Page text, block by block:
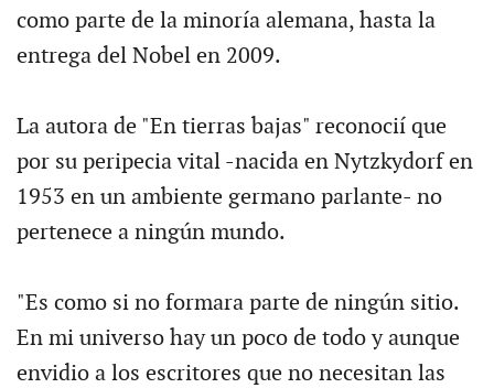
como parte de la minoría alemana, hasta la
entrega del Nobel en 2009.
La autora de "En tierras bajas" reconocií que
por su peripecia vital -nacida en Nytzkydorf en
1953 en un ambiente germano parlante- no
pertenece a ningún mundo.
"Es como si no formara parte de ningún sitio.
En mi universo hay un poco de todo y aunque
envidio a los escritores que no necesitan las